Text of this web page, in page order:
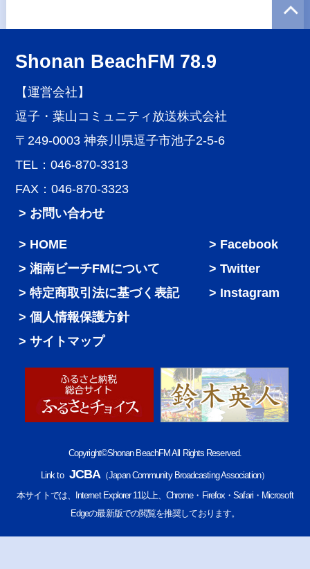
Shonan BeachFM 78.9
【運営会社】
逗子・葉山コミュニティ放送株式会社
〒249-0003 神奈川県逗子市池子2-5-6
TEL：046-870-3313
FAX：046-870-3323
> お問い合わせ
HOME
湘南ビーチFMについて
特定商取引法に基づく表記
個人情報保護方針
サイトマップ
Facebook
Twitter
Instagram
Copyright©Shonan BeachFM All Rights Reserved.
Link to JCBA（Japan Community Broadcasting Association）
本サイトでは、Internet Explorer 11以上、Chrome・Firefox・Safari・Microsoft
Edgeの最新版での閲覧を推奨しております。